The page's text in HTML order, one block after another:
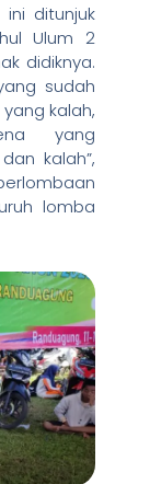
ditunjuk
Ulum 2
didiknya.
sudah
kalah,
yang
kalah”,
lomba